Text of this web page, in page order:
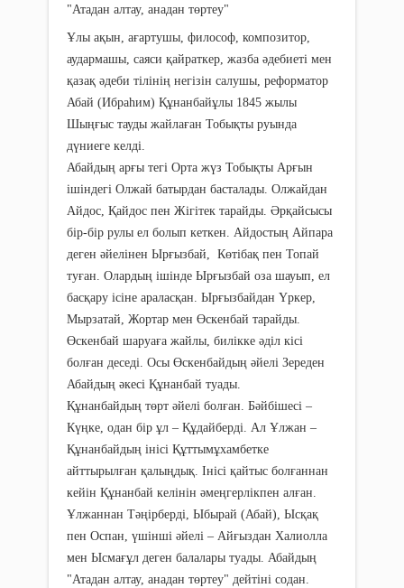
"Атадан алтау, анадан төртеу"
Ұлы ақын, ағартушы, философ, композитор,
аудармашы, саяси қайраткер, жазба әдебиеті мен
қазақ әдеби тілінің негізін салушы, реформатор
Абай (Ибраһим) Құнанбайұлы 1845 жылы
Шыңғыс тауды жайлаған Тобықты руында
дүниеге келді.
Абайдың арғы тегі Орта жүз Тобықты Арғын
ішіндегі Олжай батырдан басталады. Олжайдан
Айдос, Қайдос пен Жігітек тарайды. Әрқайсысы
бір-бір рулы ел болып кеткен. Айдостың Айпара
деген әйелінен Ырғызбай, Көтібақ пен Топай
туған. Олардың ішінде Ырғызбай оза шауып, ел
басқару ісіне араласқан. Ырғызбайдан Үркер,
Мырзатай, Жортар мен Өскенбай тарайды.
Өскенбай шаруаға жайлы, билікке әділ кісі
болған деседі. Осы Өскенбайдың әйелі Зереден
Абайдың әкесі Құнанбай туады.
Құнанбайдың төрт әйелі болған. Бәйбішесі –
Күңке, одан бір ұл – Құдайберді. Ал Ұлжан –
Құнанбайдың інісі Құттымұхамбетке
айттырылған қалыңдық. Інісі қайтыс болғаннан
кейін Құнанбай келінін әмеңгерлікпен алған.
Ұлжаннан Тәңірберді, Ыбырай (Абай), Ысқақ
пен Оспан, үшінші әйелі – Айғыздан Халиолла
мен Ысмағұл деген балалары туады. Абайдың
"Атадан алтау, анадан төртеу" дейтіні содан.